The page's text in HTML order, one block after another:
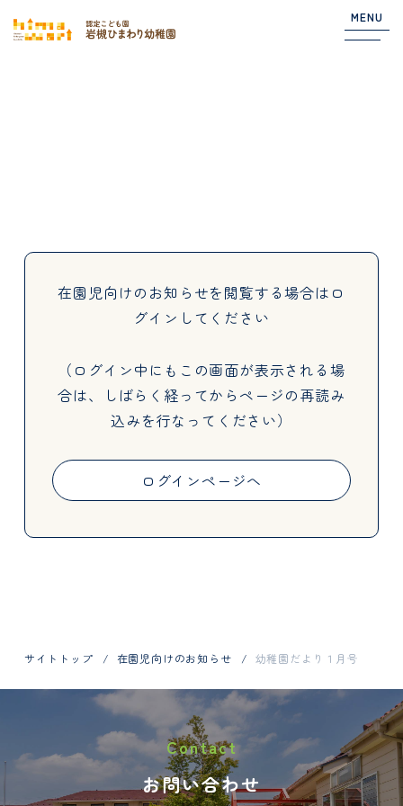
MENU
About
Activities
お問い合わせはお電話で
048-798-1404
在園児向けのお知らせを閲覧する場合は ロ
グインしてください
（ログイン中にもこの画面が表示される場
合は、しばらく経ってからページの再読み
込みを行なってください）
ログインページへ
サイトトップ 在園児向けのお知らせ 幼稚園だより１月号
Contact
お問い合わせ